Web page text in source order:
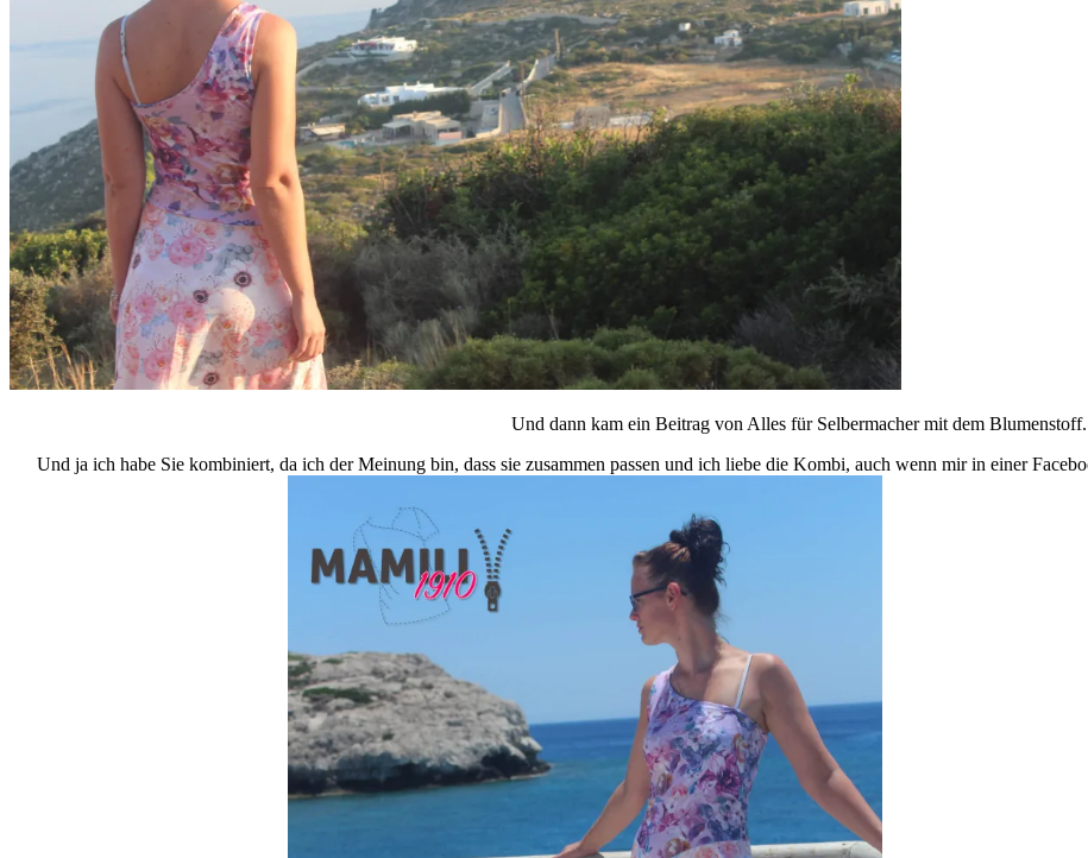
Und dann kam ein Beitrag von Alles für Selbermacher mit dem Blumenstoff.
Und ja ich habe Sie kombiniert, da ich der Meinung bin, dass sie zusammen passen und ich liebe die Kombi, auch wenn mir in einer